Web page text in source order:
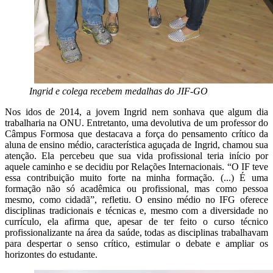
Ingrid e colega recebem medalhas do JIF-GO
Nos idos de 2014, a jovem Ingrid nem sonhava que algum dia
trabalharia na ONU. Entretanto, uma devolutiva de um professor do
Câmpus Formosa que destacava a força do pensamento crítico da
aluna de ensino médio, característica aguçada de Ingrid, chamou sua
atenção. Ela percebeu que sua vida profissional teria início por
aquele caminho e se decidiu por Relações Internacionais. “O IF teve
essa contribuição muito forte na minha formação. (...) É uma
formação não só acadêmica ou profissional, mas como pessoa
mesmo, como cidadã”, refletiu. O ensino médio no IFG oferece
disciplinas tradicionais e técnicas e, mesmo com a diversidade no
currículo, ela afirma que, apesar de ter feito o curso técnico
profissionalizante na área da saúde, todas as disciplinas trabalhavam
para despertar o senso crítico, estimular o debate e ampliar os
horizontes do estudante.